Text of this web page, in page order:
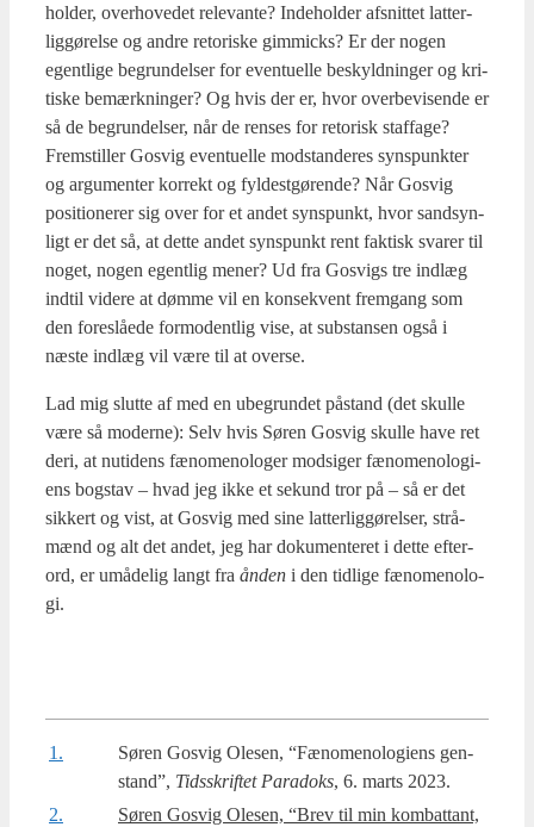
hol­der, over­ho­ve­det rele­van­te? Inde­hol­der afsnit­tet lat­ter­
lig­gø­rel­se og andre reto­ri­ske gim­mi­cks? Er der nogen
egent­li­ge begrun­del­ser for even­tu­el­le beskyld­nin­ger og kri­
ti­ske bemærk­nin­ger? Og hvis der er, hvor over­be­vi­sen­de er
så de begrun­del­ser, når de ren­ses for reto­risk staf­fa­ge?
Frem­stil­ler Gosvig even­tu­el­le mod­stan­de­res syns­punk­ter
og argu­men­ter kor­rekt og fyl­dest­gø­ren­de? Når Gosvig
posi­tio­ne­rer sig over for et andet syns­punkt, hvor sand­syn­
ligt er det så, at det­te andet syns­punkt rent fak­tisk sva­rer til
noget, nogen egent­lig mener? Ud fra Gosvigs tre ind­læg
ind­til vide­re at døm­me vil en kon­se­kvent frem­gang som
den fore­slå­e­de for­modent­lig vise, at sub­stan­sen også i
næste ind­læg vil være til at over­se.
Lad mig slut­te af med en ube­grun­det påstand (det skul­le
være så moder­ne): Selv hvis Søren Gosvig skul­le have ret
deri, at nuti­dens fæno­meno­lo­ger mod­si­ger fæno­meno­lo­gi­
ens bog­stav – hvad jeg ikke et sekund tror på – så er det
sik­kert og vist, at Gosvig med sine lat­ter­lig­gø­rel­ser, strå­
mænd og alt det andet, jeg har doku­men­te­ret i det­te efte­r­
ord, er umå­de­lig langt fra ånden i den tid­li­ge fæno­meno­lo­
gi.
1.
Søren Gosvig Ole­sen, “Fæno­meno­lo­gi­ens gen­
stand”, Tids­skrif­tet Para­doks, 6. marts 2023.
2.
Søren Gosvig Ole­sen, “Brev til min kom­bat­tant,